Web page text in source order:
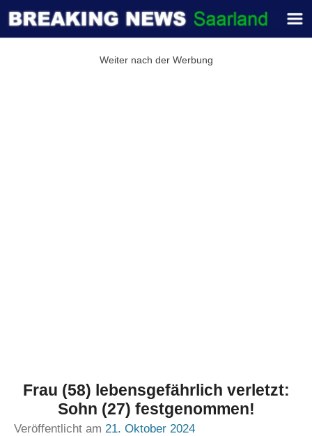
Weiter nach der Werbung
Frau (58) lebensgefährlich verletzt:
Sohn (27) festgenommen!
Veröffentlicht am 21. Oktober 2024